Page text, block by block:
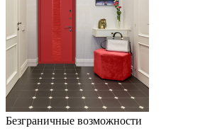
Безграничные возможности